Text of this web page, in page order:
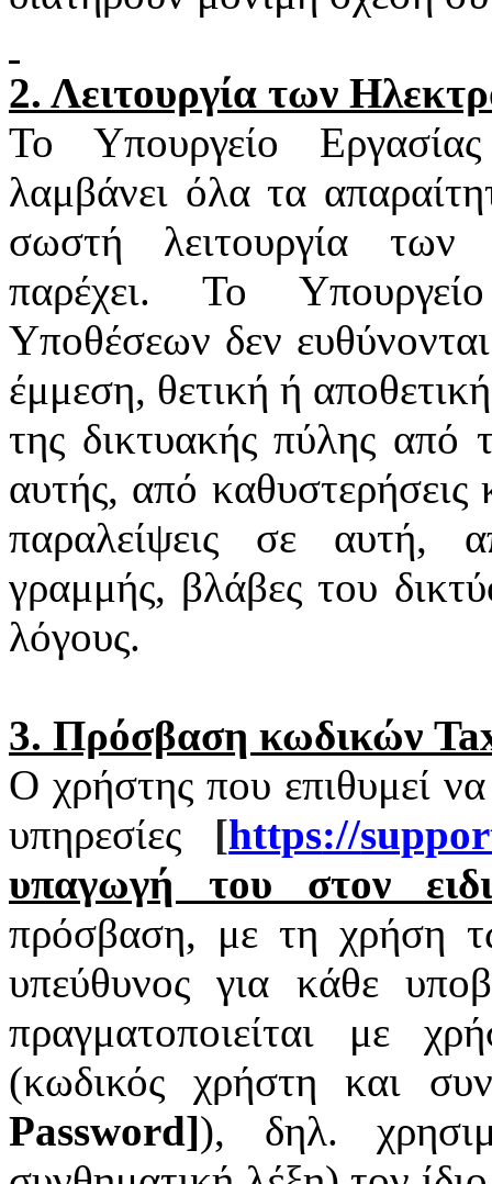
2. Λειτουργία των
Το Υπουργείο
λαμβάνει όλα τα
σωστή λειτουργία των
παρέχει. Το
Υποθέσεων δεν
έμμεση, θετική ή
της δικτυακής πύλης
αυτής, από
παραλείψεις σε αυτή,
γραμμής, βλάβες του
λόγους.
3. Πρόσβαση κωδικών
Ο χρήστης που επιθυμεί να
υπηρεσίες [https://
υπαγωγή του στον
πρόσβαση, με τη χρήση
υπεύθυνος για κάθε
πραγματοποιείται με
(κωδικός χρήστη και
Password]), δηλ.